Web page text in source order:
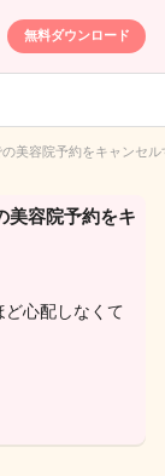
無料ダウンロード
美容院予約をキャンセ
美容院予約をキ
心配しなくて